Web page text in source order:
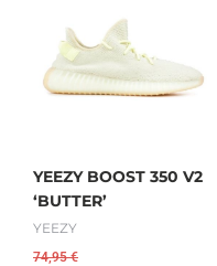
YEEZY BOOST 350 V2
‘BUTTER’
YEEZY
74,95€